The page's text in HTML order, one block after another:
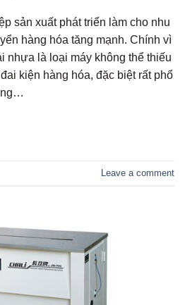
sản xuất phát triển làm cho nhu
hàng hóa tăng mạnh. Chính vì
nhựa là loại máy không thể thiếu
kiện hàng hóa, đặc biệt rất phổ
Leave a comment